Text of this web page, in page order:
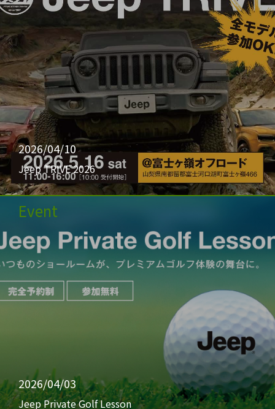
2026/04/10
Jeep TRIVE 2026
Event
2026/04/03
Jeep Private Golf Lesson